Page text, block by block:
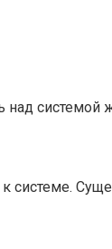
системой
системе.